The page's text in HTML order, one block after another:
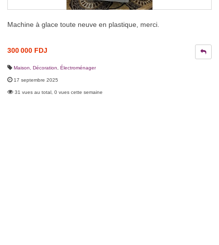
Machine à glace toute neuve en plastique, merci.
300 000 FDJ
Maison, Décoration Électroménager
17 septembre 2025
31 vues au total, 0 vues cette semaine